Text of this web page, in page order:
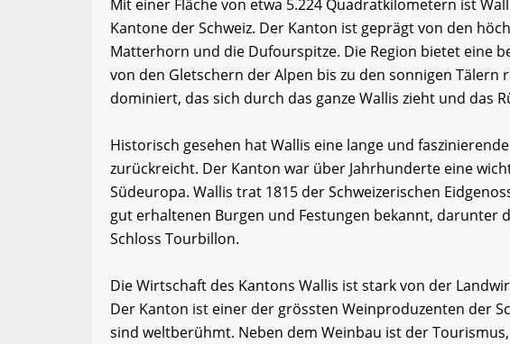
Mit einer Fläche von etwa 5.224 Quadratkilometern ist
Kantone der Schweiz. Der Kanton ist geprägt von den
Matterhorn und die Dufourspitze. Die Region bietet eine
von den Gletschern der Alpen bis zu den sonnigen
dominiert, das sich durch das ganze Wallis zieht und das
Historisch gesehen hat Wallis eine lange und
zurückreicht. Der Kanton war über Jahrhunderte eine
Südeuropa. Wallis trat 1815 der Schweizerischen
gut erhaltenen Burgen und Festungen bekannt, darunter
Schloss Tourbillon.
Die Wirtschaft des Kantons Wallis ist stark von der
Der Kanton ist einer der grössten Weinproduzenten der
sind weltberühmt. Neben dem Weinbau ist der